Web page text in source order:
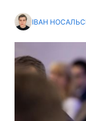
ІВАН